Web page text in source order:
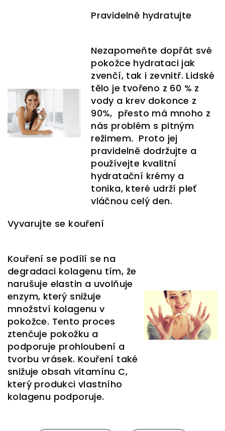
Pravidelně hydratujte
Nezapomeňte dopřát své
pokožce hydrataci jak
zvenčí, tak i zevnitř. Lidské
tělo je tvořeno z 60 % z
vody a krev dokonce z
90%, přesto má mnoho z
nás problém s pitným
režimem. Proto jej
pravidelně dodržujte a
používejte kvalitní
hydratační krémy a
tonika, které udrží pleť
vláčnou celý den.
Vyvarujte se kouření
Kouření se podílí se na
degradaci kolagenu tím, že
narušuje elastin a uvolňuje
enzym, který snižuje
množství kolagenu v
pokožce. Tento proces
ztenčuje pokožku a
podporuje prohloubení a
tvorbu vrásek. Kouření také
snižuje obsah vitamínu C,
který produkci vlastního
kolagenu podporuje.